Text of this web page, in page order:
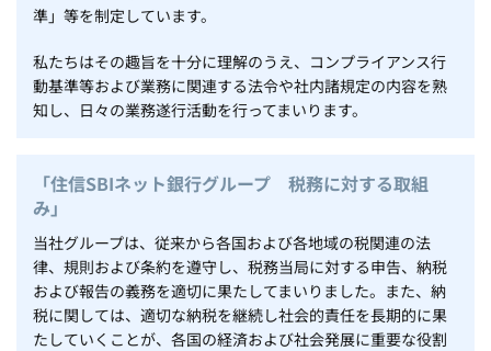
準」等を制定しています。
私たちはその趣旨を十分に理解のうえ、コンプライアンス行
動基準等および業務に関連する法令や社内諸規定の内容を熟
知し、日々の業務遂行活動を行ってまいります。
「住信SBIネット銀行グループ 税務に対する取組
み」
当社グループは、従来から各国および各地域の税関連の法
律、規則および条約を遵守し、税務当局に対する申告、納税
および報告の義務を適切に果たしてまいりました。また、納
税に関しては、適切な納税を継続し社会的責任を長期的に果
たしていくことが、各国の経済および社会発展に重要な役割